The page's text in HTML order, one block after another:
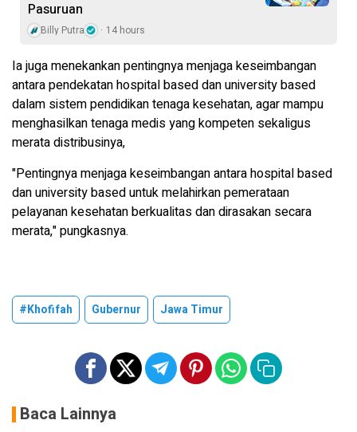
Pasuruan
Billy Putra 14 hours
Ia juga menekankan pentingnya menjaga keseimbangan
antara pendekatan hospital based dan university based
dalam sistem pendidikan tenaga kesehatan, agar mampu
menghasilkan tenaga medis yang kompeten sekaligus
merata distribusinya,
"Pentingnya menjaga keseimbangan antara hospital based
dan university based untuk melahirkan pemerataan
pelayanan kesehatan berkualitas dan dirasakan secara
merata," pungkasnya.
#Khofifah Gubernur Jawa Timur
Baca Lainnya